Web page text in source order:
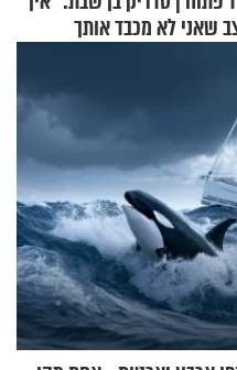
שאני לא מכבד אותך